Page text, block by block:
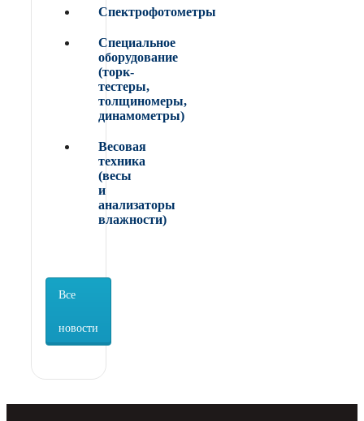
Спектрофотометры
Специальное
оборудование
(торк-
тестеры,
толщиномеры,
динамометры)
Весовая
техника
(весы
и
анализаторы
влажности)
Все
новости